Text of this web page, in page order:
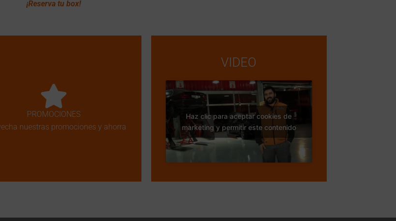
¡Reserva tu box!
PROMOCIONES
nuestras promociones y ahorra
VIDEO
Haz clic para aceptar cookies de
marketing y permitir este contenido